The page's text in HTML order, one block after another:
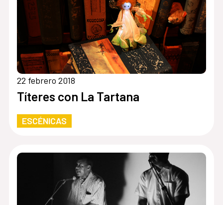
22 febrero 2018
Títeres con La Tartana
ESCÉNICAS